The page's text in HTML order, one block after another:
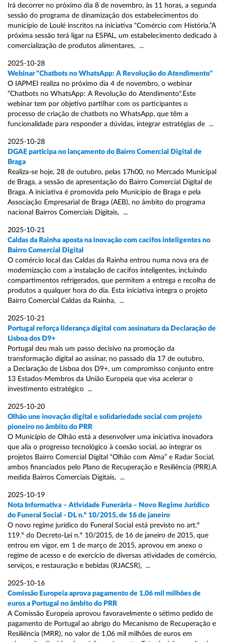
Irá decorrer no próximo dia 8 de novembro, às 11 horas, a segunda
sessão do programa de dinamização dos estabelecimentos do
município de Loulé inscritos na iniciativa “Comércio com História.”A
próxima sessão terá ligar na ESPAL, um estabelecimento dedicado à
comercialização de produtos alimentares, ...
2025-10-28
Webinar “Chatbots no WhatsApp: A Revolução do Atendimento"
O IAPMEI realiza no próximo dia 4 de novembro, o webinar
“Chatbots no WhatsApp: A Revolução do Atendimento".Este
webinar tem por objetivo partilhar com os participantes o
processo de criação de chatbots no WhatsApp, que têm a
funcionalidade para responder a dúvidas, integrar estratégias de ...
2025-10-28
DGAE participa no lançamento do Bairro Comercial Digital de
Braga
Realiza-se hoje, 28 de outubro, pelas 17h00, no Mercado Municipal
de Braga, a sessão de apresentação do Bairro Comercial Digital de
Braga. A iniciativa é promovida pelo Município de Braga e pela
Associação Empresarial de Braga (AEB), no âmbito do programa
nacional Bairros Comerciais Digitais, ...
2025-10-21
Caldas da Rainha aposta na inovação com cacifos inteligentes no
Bairro Comercial Digital
O comércio local das Caldas da Rainha entrou numa nova era de
modernização com a instalação de cacifos inteligentes, incluindo
compartimentos refrigerados, que permitem a entrega e recolha de
produtos a qualquer hora do dia. Esta iniciativa integra o projeto
Bairro Comercial Caldas da Rainha, ...
2025-10-21
Portugal reforça liderança digital com assinatura da Declaração de
Lisboa dos D9+
Portugal deu mais um passo decisivo na promoção da
transformação digital ao assinar, no passado dia 17 de outubro,
a Declaração de Lisboa dos D9+, um compromisso conjunto entre
13 Estados-Membros da União Europeia que visa acelerar o
investimento estratégico ...
2025-10-20
Olhão une inovação digital e solidariedade social com projeto
pioneiro no âmbito do PRR
O Município de Olhão está a desenvolver uma iniciativa inovadora
que alia o progresso tecnológico à coesão social, ao integrar os
projetos Bairro Comercial Digital “Olhão com Alma” e Radar Social,
ambos financiados pelo Plano de Recuperação e Resiliência (PRR).A
medida Bairros Comerciais Digitais, ...
2025-10-19
Nota Informativa – Atividade Funerária – Novo Regime Jurídico
do Funeral Social - DL n.º 10/2015, de 16 de janeiro
O novo regime jurídico do Funeral Social está previsto no art.º
119.º do Decreto-Lei n.º 10/2015, de 16 de janeiro de 2015, que
entrou em vigor, em 1 de março de 2015, aprovou em anexo o
regime de acesso e de exercício de diversas atividades de comércio,
serviços, e restauração e bebidas (RJACSR), ...
2025-10-16
Comissão Europeia aprova pagamento de 1,06 mil milhões de
euros a Portugal no âmbito do PRR
A Comissão Europeia aprovou favoravelmente o sétimo pedido de
pagamento de Portugal ao abrigo do Mecanismo de Recuperação e
Resiliência (MRR), no valor de 1,06 mil milhões de euros em